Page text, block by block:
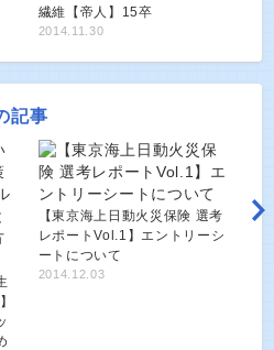
繊維【帝人】15卒
2014.11.30
記事
【東京海上日動火災保険 選考
レポートVol.1】エントリーシ
ートについて
2014.12.03